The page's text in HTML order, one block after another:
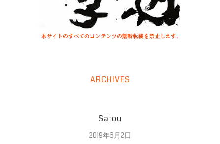
ARCHIVES
Satou
2019年6月2日